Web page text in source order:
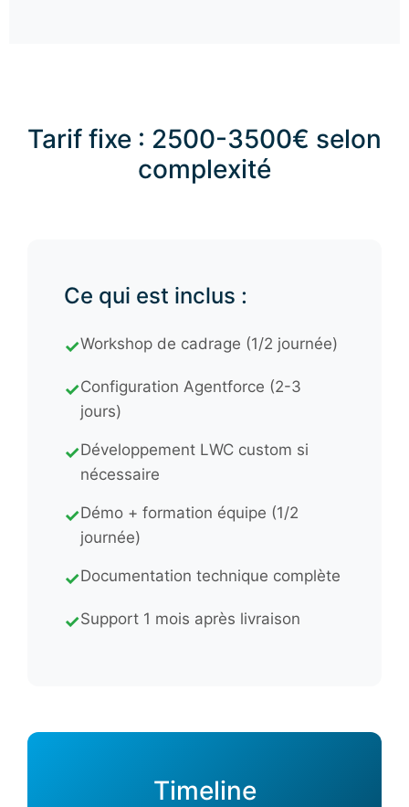
Tarif fixe : 2500-3500€ selon
complexité
Ce qui est inclus :
✓Workshop de cadrage (1/2 journée)
✓Configuration Agentforce (2-3
jours)
✓Développement LWC custom si
nécessaire
✓Démo + formation équipe (1/2
journée)
✓Documentation technique complète
✓Support 1 mois après livraison
Timeline